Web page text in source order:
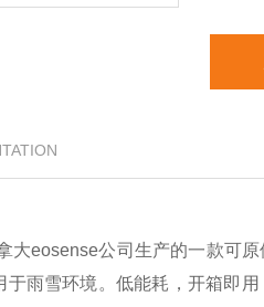
大eosense公司生产的一款可原
雨雪环境。低能耗，开箱即